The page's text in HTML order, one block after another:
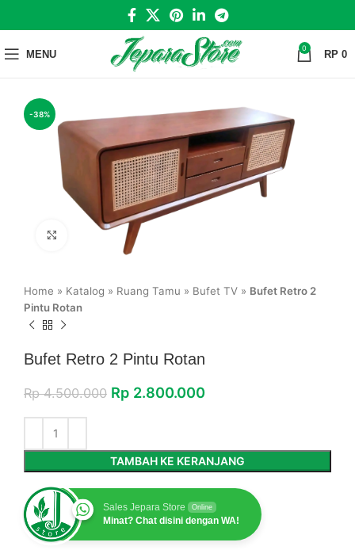
MENU 0 RP 0
-38%
Click to enlarge
Home » Katalog » Ruang Tamu » Bufet TV » Bufet Retro 2
Pintu Rotan
Bufet Retro 2 Pintu Rotan
Rp4.500.000 Rp 2.800.000
TAMBAH KE KERANJANG
Sales Jepara Store Online
Minat? Chat disini dengan WA!